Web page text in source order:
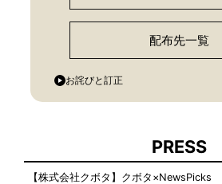
配布先一覧
お詫びと訂正
PRESS
【株式会社クボタ】クボタ×NewsPicks